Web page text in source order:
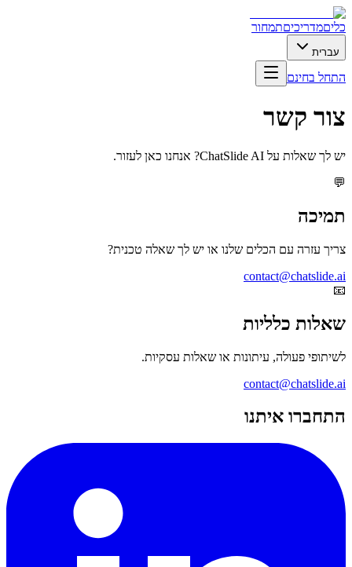
כליםמדריכיםתמחור
עברית
התחל בחינם
צור קשר
יש לך שאלות על ChatSlide AI? אנחנו כאן לעזור.
💬
תמיכה
צריך עזרה עם הכלים שלנו או יש לך שאלה טכנית?
contact@chatslide.ai
📧
שאלות כלליות
לשיתופי פעולה, עיתונות או שאלות עסקיות.
contact@chatslide.ai
התחברו איתנו